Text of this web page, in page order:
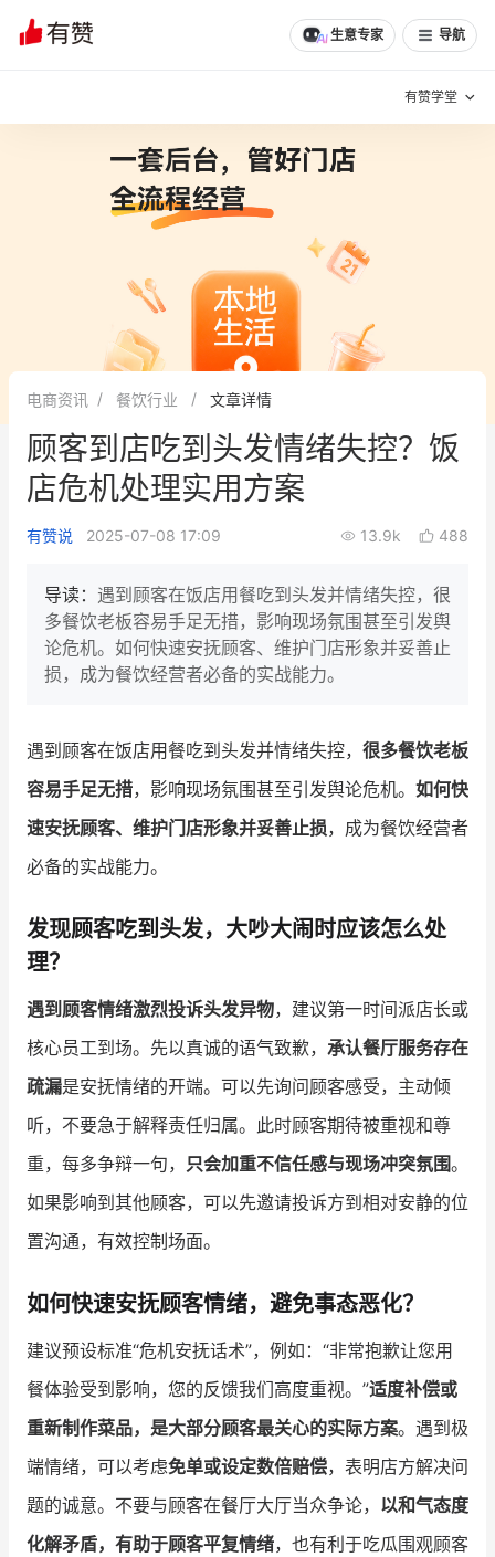
生意专家 导航
有赞学堂
增长方法
有赞专家说
新零售最佳实践
面对面聊增长
新零售大会 新零售茶会
增长产品指南
智库 产品场景库
行业洞察
品牌消费观 行业报告
新零售资讯
培训课程
增长俱乐部
增长俱乐部 有赞商盟
商家社区 社群交流
合作共进
入驻有赞
认证服务商 设计服务商
有赞云 数据通服务
电商资讯 餐饮行业 文章详情
顾客到店吃到头发情绪失控？饭
店危机处理实用方案
有赞说 2025-07-08 17:09 13.9k 488
导读： 遇到顾客在饭店用餐吃到头发并情绪失控，很
多餐饮老板容易手足无措，影响现场氛围甚至引发舆
论危机。如何快速安抚顾客、维护门店形象并妥善止
损，成为餐饮经营者必备的实战能力。
遇到顾客在饭店用餐吃到头发并情绪失控， 很多餐饮老板
容易手足无措，影响现场氛围甚至引发舆论危机。 如何快
速安抚顾客、维护门店形象并妥善止损，成为餐饮经营者
必备的实战能力。
发现顾客吃到头发，大吵大闹时应该怎么处
理？
遇到顾客情绪激烈投诉头发异物，建议第一时间派店长或
核心员工到场。先以真诚的语气致歉， 承认餐厅服务存在
疏漏是安抚情绪的开端。可以先询问顾客感受，主动倾
听，不要急于解释责任归属。此时顾客期待被重视和尊
重，每多争辩一句， 只会加重不信任感与现场冲突氛围。
如果影响到其他顾客，可以先邀请投诉方到相对安静的位
置沟通，有效控制场面。
如何快速安抚顾客情绪，避免事态恶化？
建议预设标准“危机安抚话术”，例如：“非常抱歉让您用
餐体验受到影响，您的反馈我们高度重视。”适度补偿或
重新制作菜品，是大部分顾客最关心的实际方案。遇到极
端情绪，可以考虑免单或设定数倍赔偿，表明店方解决问
题的诚意。不要与顾客在餐厅大厅当众争论， 以和气态度
化解矛盾，有助于顾客平复情绪，也有利于吃瓜围观顾客